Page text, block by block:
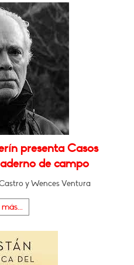
presenta Casos
de campo
y Wences Ventura
más...